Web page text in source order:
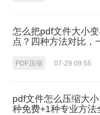
怎么把pdf文件大小
点？四种方法对比，
PDF压缩 07-29 09:55
pdf文件怎么压缩大
种免费+1种专业方法